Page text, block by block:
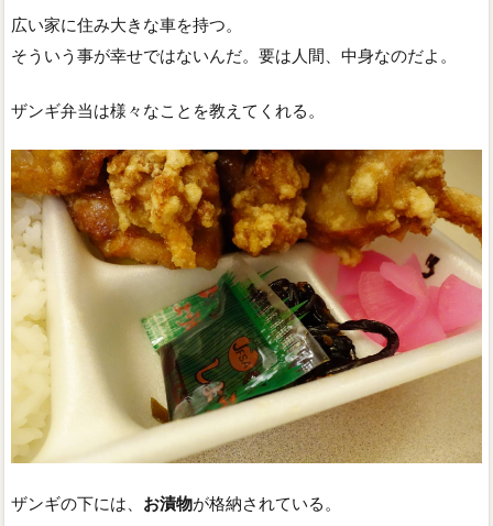
広い家に住み大きな車を持つ。
そういう事が幸せではないんだ。要は人間、中身なのだよ。
ザンギ弁当は様々なことを教えてくれる。
ザンギの下には、 お漬物が格納されている。